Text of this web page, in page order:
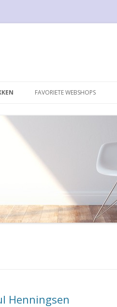
FAVORIETE WEBSHOPS
BLOOMBERRY.EU
DESTIJDS DESIGN
Henningsen